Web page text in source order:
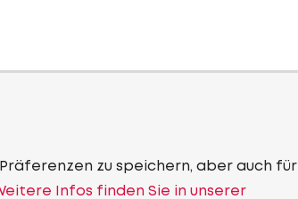
zu speichern, aber auch für
Infos finden Sie in unserer